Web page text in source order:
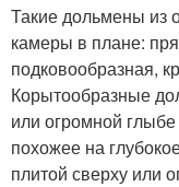
Такие дольмены из
камеры в плане:
подковообразная,
Корытообразные
или огромной
похожее на
плитой сверху или